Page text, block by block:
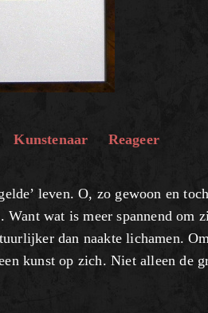
Kunstenaar Reageer
leven. O, zo gewoon en
wat is meer spannend om
dan naakte lichamen.
kunst op zich. Niet alleen de